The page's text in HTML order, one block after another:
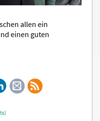
allen ein
einen guten